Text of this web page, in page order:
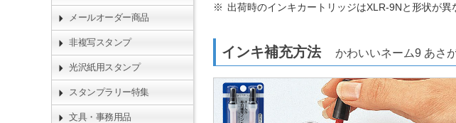
出荷時のインキカートリッジはXLR-9Nと形状が異
インキ補充方法 かわいいネーム9 あさ
メールオーダー商品
非複写スタンプ
光沢紙用スタンプ
スタンプラリー特集
文具・事務用品